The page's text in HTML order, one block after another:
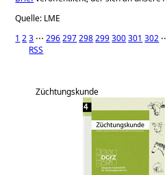
Quelle: LME
1 23 ⋅⋅⋅296297298299300301 302
RSS
Züchtungskunde